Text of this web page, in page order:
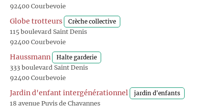
92400 Courbevoie
Globe trotteurs Crèche collective
115 boulevard Saint Denis
92400 Courbevoie
Haussmann Halte garderie
333 boulevard Saint Denis
92400 Courbevoie
Jardin d'enfant intergénérationnel jardin d'enfants
18 avenue Puvis de Chavannes